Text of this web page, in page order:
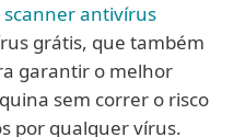
scanner antivírus
grátis, que também
garantir o melhor
sem correr o risco
por qualquer vírus.